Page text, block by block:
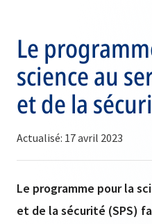
Le
science au
et de la
Actualisé: 17 avril 2023
Le programme pour la
et de la sécurité (SPS)